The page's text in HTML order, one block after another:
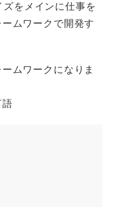
をメインに仕事を
ムワークで開発す
ムワークになりま